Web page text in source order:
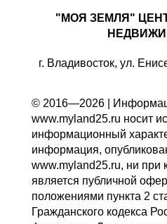
"МОЯ ЗЕМЛЯ"
г. Владивосток, ул.
© 2016—2026 |
www.myland25.ru носит
информационный
информация,
www.myland25.ru, ни при
является публичной
положениями пункта 2
Гражданского кодекса